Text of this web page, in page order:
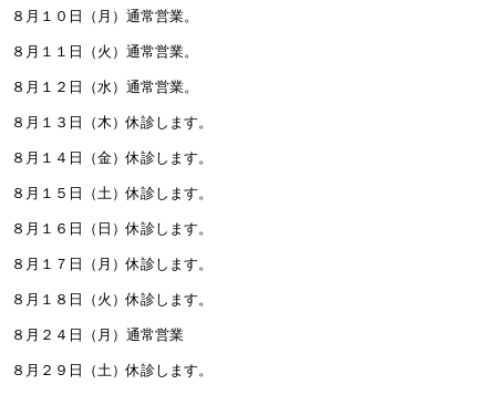
８月１０日（月）通常営業。
８月１１日（火）通常営業。
８月１２日（水）通常営業。
８月１３日（木）休診します。
８月１４日（金）休診します。
８月１５日（土）休診します。
８月１６日（日）休診します。
８月１７日（月）休診します。
８月１８日（火）休診します。
８月２４日（月）通常営業
８月２９日（土）休診します。